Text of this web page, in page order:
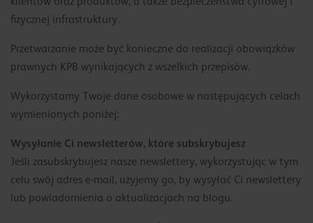
fizycznej infrastruktury.
Przetwarzanie może być konieczne do realizacji obowiązków
prawnych KPB wynikających z wszelkich przepisów.
Wykorzystamy Twoje dane osobowe w następujących celach
wymienionych poniżej:
Wysyłanie Ci newsletterów, które subskrybujesz
Jeśli zasubskrybujesz nasze newslettery, wykorzystując w tym
celu swój adres e-mail, użyjemy go, by wysyłać Ci newslettery
lub powiadomienia o aktualizacjach na blogu.